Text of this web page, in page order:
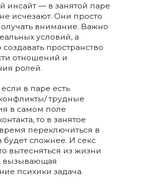
инсайт — в занятой паре
исчезают. Они просто
внимание. Важно
условий, а
создавать пространство
отношений и
ролей.
в паре есть
трудные
в самом поле
то в занятое
переключиться в
сложнее. И секс
вытесняться из жизни
вызывающая
психики задача.